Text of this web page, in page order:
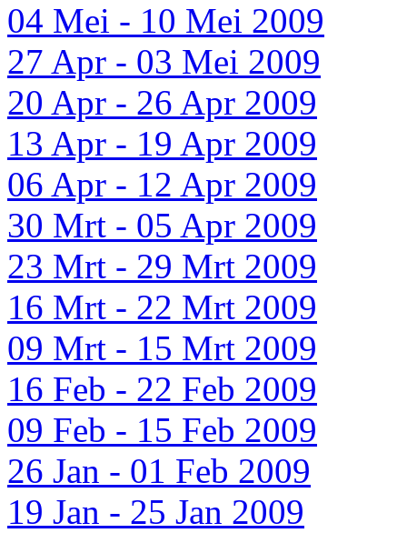
04 Mei - 10 Mei 2009
27 Apr - 03 Mei 2009
20 Apr - 26 Apr 2009
13 Apr - 19 Apr 2009
06 Apr - 12 Apr 2009
30 Mrt - 05 Apr 2009
23 Mrt - 29 Mrt 2009
16 Mrt - 22 Mrt 2009
09 Mrt - 15 Mrt 2009
16 Feb - 22 Feb 2009
09 Feb - 15 Feb 2009
26 Jan - 01 Feb 2009
19 Jan - 25 Jan 2009